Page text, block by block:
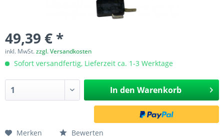
49,39 € *
inkl. MwSt.zzgl. Versandkosten
Sofort versandfertig, Lieferzeit ca. 1-3 Werktage
In den Warenkorb
Merken Bewerten